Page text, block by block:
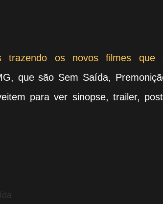
trazendo os novos filmes que
que são Sem Saída,
para ver sinopse, trailer,